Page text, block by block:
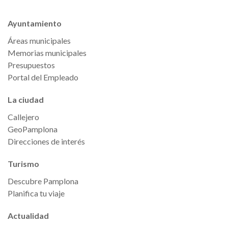
Ayuntamiento
Áreas municipales
Memorias municipales
Presupuestos
Portal del Empleado
La ciudad
Callejero
GeoPamplona
Direcciones de interés
Turismo
Descubre Pamplona
Planifica tu viaje
Actualidad